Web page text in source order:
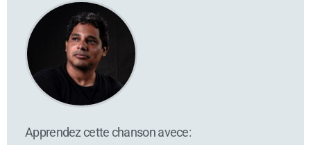
Apprendez cette chanson avece: